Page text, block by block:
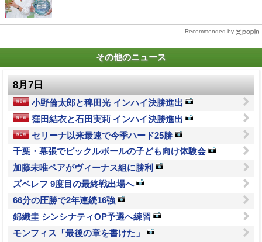
Recommended by
その他のニュース
8月7日
小野倫太郎と稗田光 インハイ決勝進出
窪田結衣と石田実莉 インハイ決勝進出
セリーナ以来最速で今季ハード25勝
千葉・幕張でピックルボールの子ども向け体験会
加藤未唯ペアがヴィーナス組に勝利
ズベレフ 9度目の最終戦出場へ
66分の圧勝で2年連続16強
錦織圭 シンシナティOP予選へ練習
モンフィス「最後の章を書けた」